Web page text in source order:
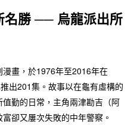
名勝 ── 烏龍派出所
畫，於1976年至2016年在
出201集。故事以在龜有虛構的
勤的日常，主角兩津勘吉（阿
卻又屢次失敗的中年警察。